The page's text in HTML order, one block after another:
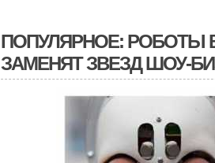
ПОПУЛЯРНОЕ: РОБОТЫ
ЗАМЕНЯТ ЗВЕЗД ШОУ-